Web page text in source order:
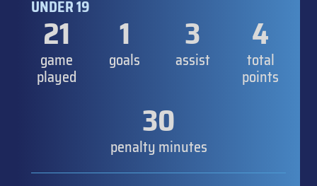
UNDER 19
21
game
played
1
goals
3
assist
4
total
points
30
penalty minutes